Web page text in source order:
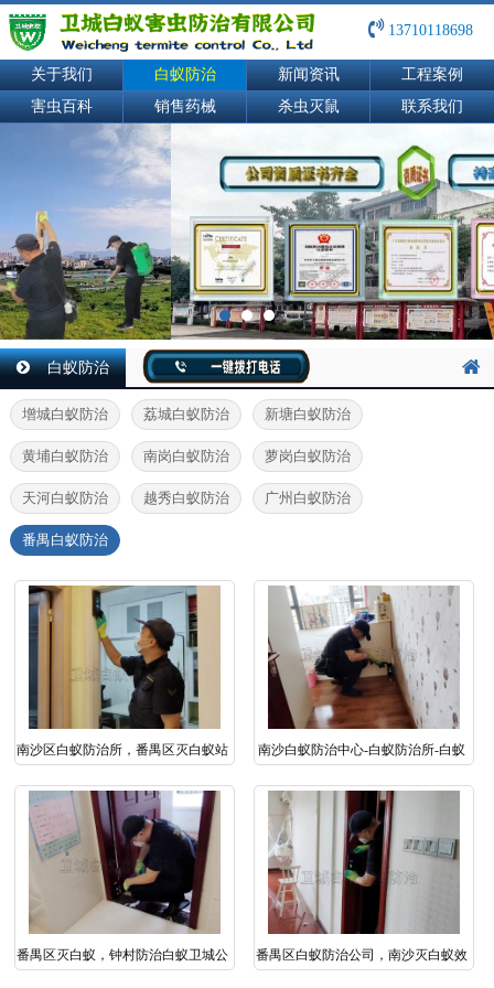
13710118698
关于我们 白蚁防治 新闻资讯
工程案例
害虫百科
销售药械 杀虫灭鼠 联系我们
白蚁防治
增城白蚁防治 荔城白蚁防治 新塘白蚁防治
黄埔白蚁防治 南岗白蚁防治 萝岗白蚁防治
天河白蚁防治 越秀白蚁防治 广州白蚁防治
番禺白蚁防治
南沙区白蚁防治所，番禺区灭白蚁站
南沙白蚁防治中心-白蚁防治所-白蚁
番禺区灭白蚁，钟村防治白蚁卫城公
番禺区白蚁防治公司，南沙灭白蚁效